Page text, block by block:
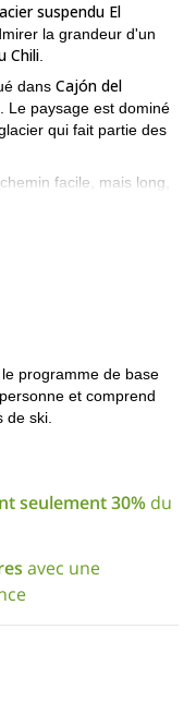
suspendu El
la grandeur d'un
Chili
dans Cajón del
Le paysage est dominé
qui fait partie des
facile, mais long,
la région centrale de la
des photos et
voulez essayer cette
El Morado et
belle journée dans la
dans cette région,
grottes de Del
dans le Bosque de
programme de base
et comprend
de ski.
seulement 30% du
avec une